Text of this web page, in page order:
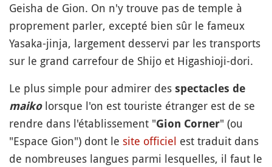
Geisha de Gion. On n'y trouve pas de temple à
proprement parler, excepté bien sûr le fameux
Yasaka-jinja, largement desservi par les transports
sur le grand carrefour de Shijo et Higashioji-dori.
Le plus simple pour admirer des spectacles de
maikolorsque l'on est touriste étranger est de se
rendre dans l'établissement "Gion Corner" (ou
"Espace Gion") dont le site officiel est traduit dans
de nombreuses langues parmi lesquelles, il faut le